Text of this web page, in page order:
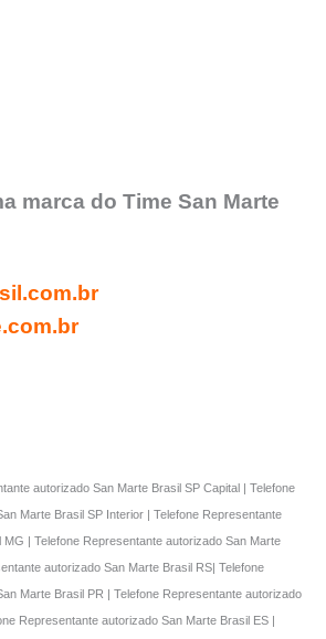
marca do Time San Marte
autorizado San Marte Brasil SP Capital | Telefone
Marte Brasil SP Interior | Telefone Representante
| Telefone Representante autorizado San Marte
autorizado San Marte Brasil RS| Telefone
Marte Brasil PR | Telefone Representante autorizado
Representante autorizado San Marte Brasil ES |